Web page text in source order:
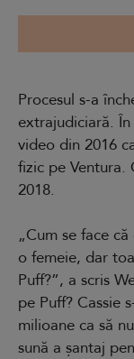
Procesul s-a
extrajudiciară.
video din 2016
fizic pe Ventura.
2018.
„Cum se face
o femeie, dar
Puff?”, a scris
pe Puff? Cassie
milioane ca să
sună a șantaj